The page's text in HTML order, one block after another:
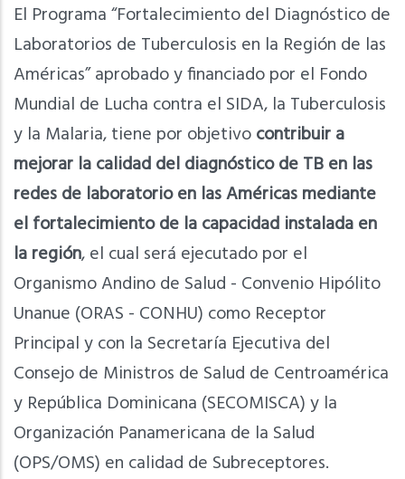
El Programa “Fortalecimiento del Diagnóstico de
Laboratorios de Tuberculosis en la Región de las
Américas” aprobado y financiado por el Fondo
Mundial de Lucha contra el SIDA, la Tuberculosis
y la Malaria, tiene por objetivocontribuir a
mejorar la calidad del diagnóstico de TB en las
redes de laboratorio en las Américas mediante
el fortalecimiento de la capacidad instalada en
la región, el cual será ejecutado por el
Organismo Andino de Salud - Convenio Hipólito
Unanue (ORAS - CONHU) como Receptor
Principal y con la Secretaría Ejecutiva del
Consejo de Ministros de Salud de Centroamérica
y República Dominicana (SECOMISCA) y la
Organización Panamericana de la Salud
(OPS/OMS) en calidad de Subreceptores.